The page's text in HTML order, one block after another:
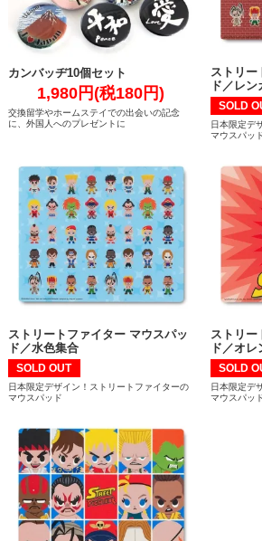
カンバッヂ10個セット
1,980円(税180円)
交換留学やホームステイでの出会いの記念
に、外国人へのプレゼントに
ストリー
ド／レン
SOLD
日本限定デ
マウスパッ
ストリートファイター マウスパッ
ド／水色集合
SOLD OUT
日本限定デザイン！ストリートファイターの
マウスパッド
ストリー
ド／オレ
SOLD
日本限定デ
マウスパッ